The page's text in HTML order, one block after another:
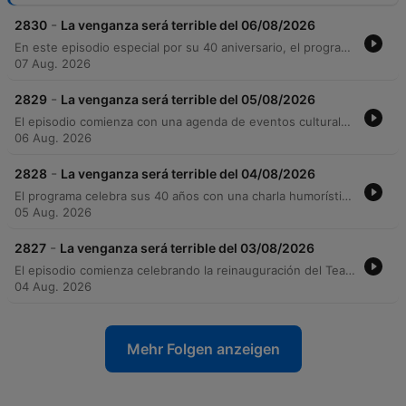
2830 - La venganza será terrible del 06/08/2026
En este episodio especial por su 40 aniversario, el programa recorre diversas noticias culturales, desde la trayectoria de la banda Nube 9 hasta una protesta por el Coro Nacional de Niños. A través de un tono humorístico, los conductores exploran las normas de etiqueta y protocolo en la mesa con consejos del Dr. Cambón, abordando temas como el uso del celular y el comportamiento social. El programa también ofrece un recorrido histórico por la Real Academia Española y un homenaje al lunfardo argentino con la música de Edmundo Rivero. La emisión concluye con reflexiones literarias sobre diarios íntimos y una serie de consejos cómicos sobre qué información ocultar durante una primera cita.
07 Aug. 2026
2829 - La venganza será terrible del 05/08/2026
El episodio comienza con una agenda de eventos culturales y un divertido debate sobre la higiene personal, abordando desde el lavado del cabello hasta consejos para el cuidado de las uñas y los anteojos. La conversación transita por anécdotas de oyentes, un análisis histórico sobre el año 536 y una reflexión sobre los riesgos laborales en la construcción. El programa concluye con presentaciones musicales de Arrado Cancel y Manuel Moreira, seguido de un bloque informativo que incluye el pronóstico del tiempo para Buenos Aires y las noticias más relevantes de la actualidad política y social.
06 Aug. 2026
2828 - La venganza será terrible del 04/08/2026
El programa celebra sus 40 años con una charla humorística sobre futuros proyectos culturales, presentaciones musicales y un segmento satírico sobre las reglas y tradiciones de un certamen de doma. La conversación transita desde anécdotas personales hasta la lectura de mensajes de los oyentes. Posteriormente, se explora el misterio de la autoría de las obras de Shakespeare y sus diversas teorías conspirativas. El episodio concluye con sketches sobre viajes por carretera y un bloque informativo que aborda la crisis diplomática entre Argentina y Brasil, así como el debate sobre la reforma de la ley de tierras.
05 Aug. 2026
2827 - La venganza será terrible del 03/08/2026
El episodio comienza celebrando la reinauguración del Teatro Argentino de Mercedes, intercalando consejos satíricos sobre el arte de ser un anfitrión con relatos sobre situaciones embarazosas en eventos sociales. La conversación transiciona hacia temas más profundos, explorando delirios de identidad religiosa y el experimento clínico del Dr. Milton Rokic. Posteriormente, el programa explora de forma humorística la vida y el entrenamiento de los astronautas, abordando la resistencia psicológica y física necesaria para la exploración espacial. El programa concluye con una presentación musical en vivo y un repaso de las noticias actuales, incluyendo el reporte meteorológico y debates sobre la ley de tierras.
04 Aug. 2026
Mehr Folgen anzeigen